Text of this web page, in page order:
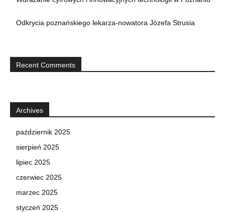
Odkrycia poznańskiego lekarza-nowatora Józefa Strusia
Recent Comments
Archives
październik 2025
sierpień 2025
lipiec 2025
czerwiec 2025
marzec 2025
styczeń 2025